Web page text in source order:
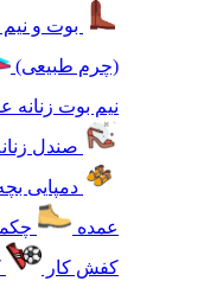
بوت و
(چرم طبیعی)
نیم بوت زنانه
صندل
دمپایی
عمده
کفش کار